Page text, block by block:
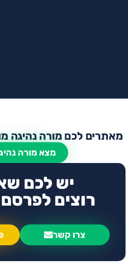
מאתרים לכם מורה נהיגה
מצא מורה
יש לכם
רוצים
צרו קשר